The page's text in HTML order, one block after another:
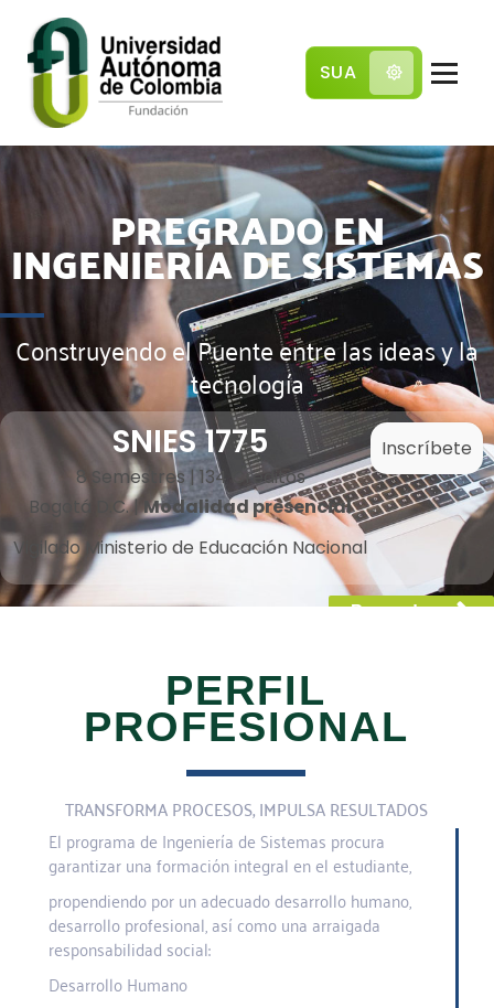
SUA
PREGRADO EN
INGENIERÍA DE SISTEMAS
Construyendo el Puente entre las ideas y la
tecnología
SNIES 1775
8 Semestres | 134 Créditos
Bogotá D.C. |Modalidad presencial
Vigilado Ministerio de Educación Nacional
Inscríbete
Pregrados
PERFIL
PROFESIONAL
TRANSFORMA PROCESOS, IMPULSA RESULTADOS
El programa de Ingeniería de Sistemas procura
garantizar una formación integral en el estudiante,
propendiendo por un adecuado desarrollo humano,
desarrollo profesional, así como una arraigada
responsabilidad social:
Desarrollo Humano